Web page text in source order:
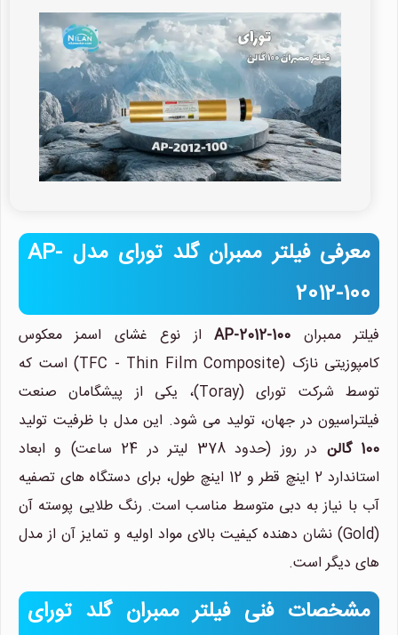
معرفی فیلتر ممبران گلد تورای مدل AP-
2012-100
فیلتر ممبران AP-2012-100از نوع غشای اسمز معکوس
کامپوزیتی نازک (TFC - Thin Film Composite) است که
توسط شرکت تورای (Toray)، یکی از پیشگامان صنعت
فیلتراسیون در جهان، تولید می شود. این مدل با ظرفیت تولید
100 گالن
در روز (حدود 378 لیتر در 24 ساعت) و ابعاد
استاندارد 2 اینچ قطر و 12 اینچ طول، برای دستگاه های تصفیه
آب با نیاز به دبی متوسط مناسب است. رنگ طلایی پوسته آن
(Gold) نشان دهنده کیفیت بالای مواد اولیه و تمایز آن از مدل
های دیگر است.
مشخصات فنی فیلتر ممبران گلد تورای